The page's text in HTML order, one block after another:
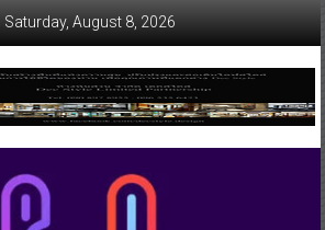
Saturday, August 8, 2026